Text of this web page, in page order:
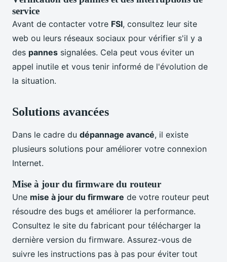
service
Avant de contacter votre FSI, consultez leur site
web ou leurs réseaux sociaux pour vérifier s'il y a
des pannes signalées. Cela peut vous éviter un
appel inutile et vous tenir informé de l'évolution de
la situation.
Solutions avancées
Dans le cadre du dépannage avancé, il existe
plusieurs solutions pour améliorer votre connexion
Internet.
Mise à jour du firmware du routeur
Une mise à jour du firmware de votre routeur peut
résoudre des bugs et améliorer la performance.
Consultez le site du fabricant pour télécharger la
dernière version du firmware. Assurez-vous de
suivre les instructions pas à pas pour éviter tout